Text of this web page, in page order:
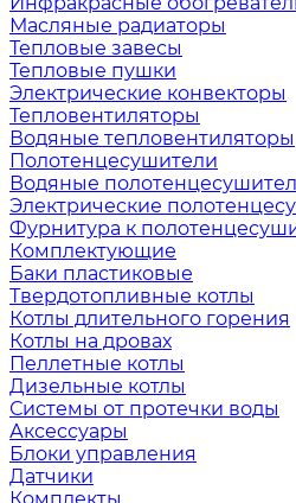
Масляные радиаторы
Тепловые завесы
Тепловые пушки
Электрические конвекторы
Тепловентиляторы
Водяные тепловентиляторы
Полотенцесушители
Водяные
Электрические
Фурнитура к
Комплектующие
Баки пластиковые
Твердотопливные котлы
Котлы длительного горения
Котлы на дровах
Пеллетные котлы
Дизельные котлы
Системы от протечки воды
Аксессуары
Блоки управления
Датчики